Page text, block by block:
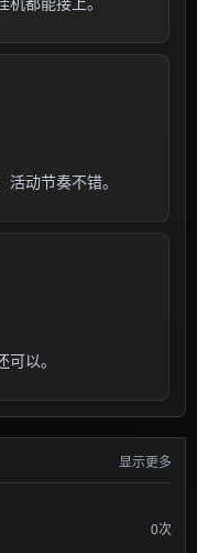
动节奏不错。
以。
显示更多
0次